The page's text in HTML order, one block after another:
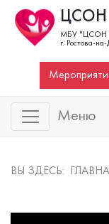
ЦСОН
МБУ "ЦСОН
г. Ростова-
Меню
ВЫ ЗДЕСЬ: